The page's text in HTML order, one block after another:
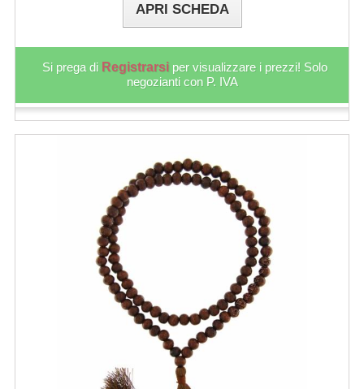
APRI SCHEDA
Si prega di Registrarsi per visualizzare i prezzi! Solo
negozianti con P. IVA